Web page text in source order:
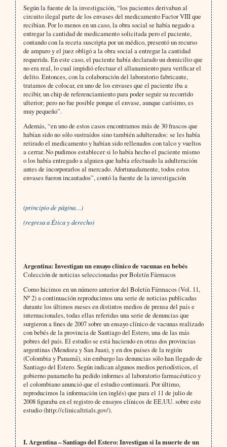
Según la fuente de la investigación, “los pacientes derivaban al
circuito ilegal parte de los envases del medicamento Factor VIII que
recibían. Por lo menos en un caso, la obra social se había negado a
entregar la cantidad de medicamento solicitada pero el paciente,
contando con la receta suscripta por un médico, presentó un recurso
de amparo y el juez obligó a la obra social a entregar la cantidad
requerida. En este caso, el paciente había declarado un domicilio que
no era real, lo cual impidió efectuar el allanamiento para verificar el
delito. Entonces, con la colaboración del laboratorio fabricante,
tratamos de colocar, en uno de los envases que el paciente iba a
recibir, un chip de referenciamiento para poder seguir su recorrido
ulterior; pero no fue posible porque el envase, aunque carísimo, es
muy pequeño”.
Además, “en uno de estos casos encontramos más de 30 frascos que
habían sido no sólo sustraídos sino también adulterados: se les había
retirado el medicamento y habían sido rellenados con talco y vueltos
a cerrar. No pudimos establecer si lo había hecho el paciente mismo
o los había entregado a alguien que había efectuado la adulteración
antes de incorporarlos al mercado. Afortunadamente, todos estos
envases fueron incautados”, contó la fuente de la investigación
(principio de página…)
(regresa a Ética y derecho)
Argentina: Investigan un ensayo clínico de vacunas en bebés
Colección de noticias seleccionadas por Boletín Fármacos
Como hicimos en un número anterior del Boletín Fármacos (Vol. 11,
Nº 2) a continuación reproducimos una serie de noticias publicadas
durante los últimos meses en distintos medios de prensa del país e
internacionales, todas ellas referidas una serie de denuncias que
surgieron a fines de 2007 sobre un ensayo clínico de vacunas realizado
con bebés de la provincia de Santiago del Estero, una de las más
pobres del país. El estudio se está haciendo en otras dos provincias
argentinas (Mendoza y San Juan), y en dos países de la región
(Colombia y Panamá), sin embargo las denuncias sólo han llegado de
Santiago del Estero. Según indican algunos medios periodísticos, el
gobierno panameño ha pedido informes al laboratorio farmacéutico y
el colombiano anunció que el estudio continuará. Por último,
reproducimos la información (en inglés) que para el 11 de julio de
2008 figuraba en el registro de ensayos clínicos de EE.UU. sobre este
estudio (http://clinicaltrials.gov/).
I. Argentina – Santiago del Estero: Investigan si la muerte de un